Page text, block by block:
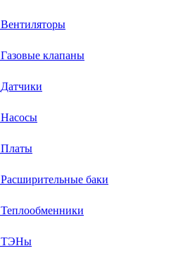
Вентиляторы
Газовые клапаны
Датчики
Насосы
Платы
Расширительные баки
Теплообменники
ТЭНы